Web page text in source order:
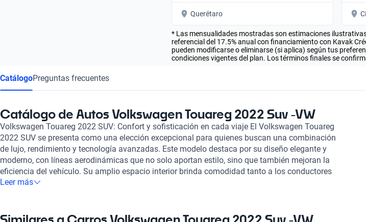
Querétaro
* Las mensualidades mostradas son estimaciones
referencial del 17.5% anual con financiamiento con Kavak
pueden modificarse o eliminarse (si aplica) según tus
condiciones vigentes del plan. Los términos finales se
CatálogoPreguntas frecuentes
Catálogo de Autos Volkswagen Touareg 2022 Suv -VW
Volkswagen Touareg 2022 SUV: Confort y sofisticación en cada viaje El Volkswagen Touareg
2022 SUV se presenta como una elección excepcional para quienes buscan una combinación
de lujo, rendimiento y tecnología avanzadas. Este modelo destaca por su diseño elegante y
moderno, con líneas aerodinámicas que no solo aportan estilo, sino que también mejoran la
eficiencia del vehículo. Su amplio espacio interior brinda comodidad tanto a los conductores
como a los pasajeros, asegurando un viaje placentero independientemente de la distancia. Una
móviles. Además, el Touareg 2022 está equipado con avanzados sistemas de asistencia en la
Leer más